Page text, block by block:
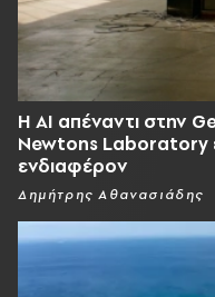
Η AI απέναντι στην
Newtons Laboratory
ενδιαφέρον
Δημήτρης Αθανασιάδης